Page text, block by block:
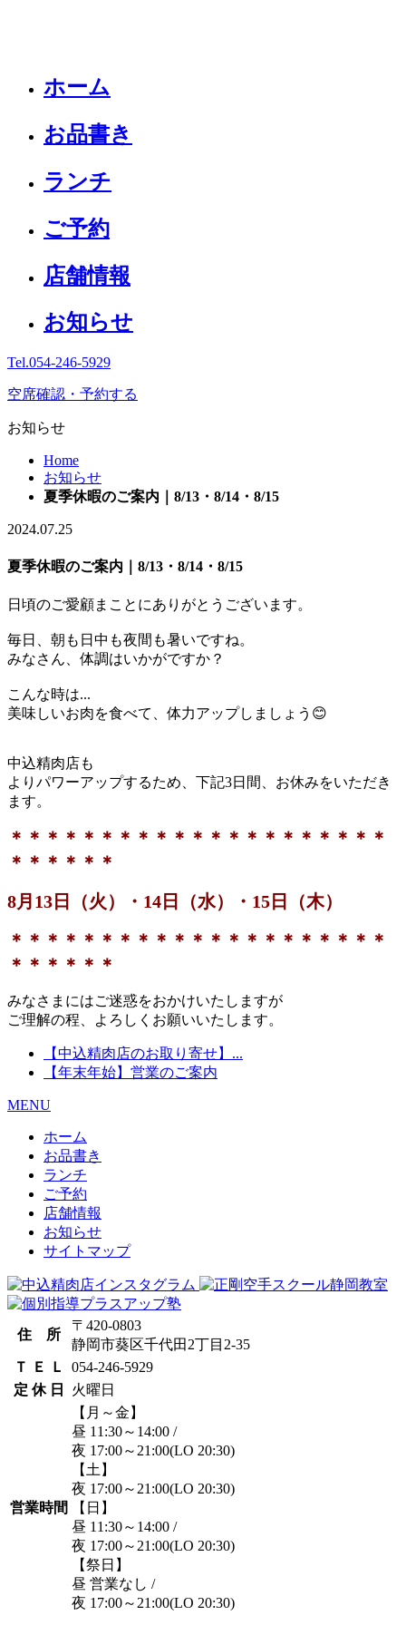
ホーム
お品書き
ランチ
ご予約
店舗情報
お知らせ
Tel.054-246-5929
空席確認・予約する
お知らせ
Home
お知らせ
夏季休暇のご案内｜8/13・8/14・8/15
2024.07.25
夏季休暇のご案内｜8/13・8/14・8/15
日頃のご愛顧まことにありがとうございます。
毎日、朝も日中も夜間も暑いですね。
みなさん、体調はいかがですか？
こんな時は...
美味しいお肉を食べて、体力アップしましょう😊
中込精肉店も
よりパワーアップするため、下記3日間、お休みをいただき
ます。
＊＊＊＊＊＊＊＊＊＊＊＊＊＊＊＊＊＊＊＊＊
＊＊＊＊＊＊
8月13日（火）・14日（水）・15日（木）
＊＊＊＊＊＊＊＊＊＊＊＊＊＊＊＊＊＊＊＊＊
＊＊＊＊＊＊
みなさまにはご迷惑をおかけいたしますが
ご理解の程、よろしくお願いいたします。
【中込精肉店のお取り寄せ】...
【年末年始】営業のご案内
MENU
ホーム
お品書き
ランチ
ご予約
店舗情報
お知らせ
サイトマップ
住 所
〒420-0803
静岡市葵区千代田2丁目2-35
Ｔ Ｅ Ｌ
054-246-5929
定 休 日
火曜日
営業時間
【月～金】
昼 11:30～14:00 /
夜 17:00～21:00(LO 20:30)
【土】
夜 17:00～21:00(LO 20:30)
【日】
昼 11:30～14:00 /
夜 17:00～21:00(LO 20:30)
【祭日】
昼 営業なし /
夜 17:00～21:00(LO 20:30)